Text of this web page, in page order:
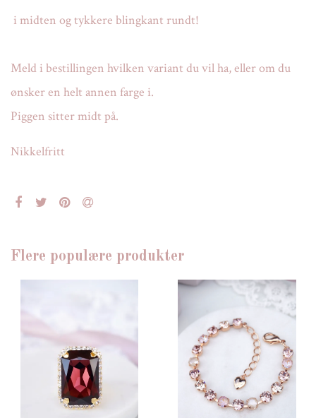
i midten og tykkere blingkant rundt!
Meld i bestillingen hvilken variant du vil ha, eller om du
ønsker en helt annen farge i.
Piggen sitter midt på.
Nikkelfritt
Flere populære produkter